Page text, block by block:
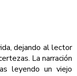
del
dejando al lector
La narración
leyendo un viejo